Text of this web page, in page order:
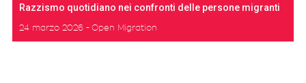
Razzismo quotidiano nei confronti delle persone migranti
24 marzo 2026 Open Migration